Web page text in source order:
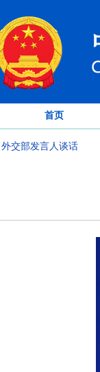
首页
外交部发言人谈话